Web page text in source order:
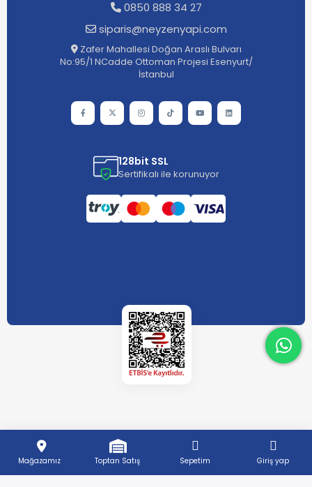
Mağazamız Toptan Satış Sepetim Giriş yap
0850 888 34 27
siparis@neyzenyapi.com
Zafer Mahallesi Doğan Araslı Bulvarı
No:95/1 NCadde Ottoman Projesi Esenyurt/
İstanbul
128bit SSL
Sertifikalı ile korunuyor